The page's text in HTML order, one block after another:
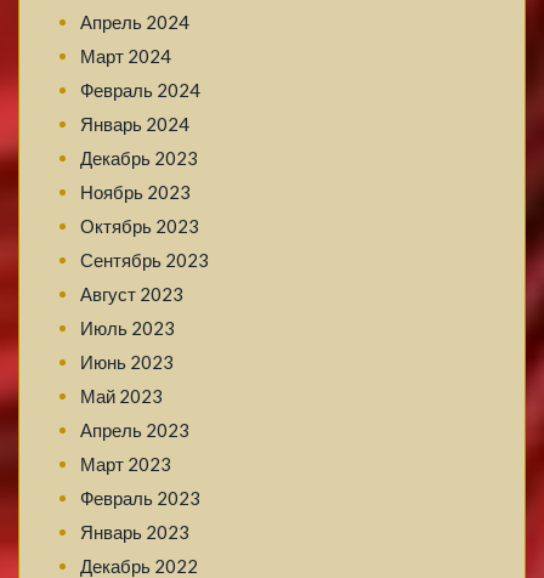
Апрель 2024
Март 2024
Февраль 2024
Январь 2024
Декабрь 2023
Ноябрь 2023
Октябрь 2023
Сентябрь 2023
Август 2023
Июль 2023
Июнь 2023
Май 2023
Апрель 2023
Март 2023
Февраль 2023
Январь 2023
Декабрь 2022